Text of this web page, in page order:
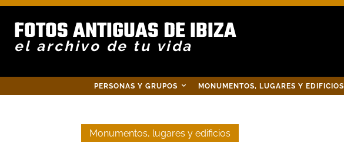
FOTOS ANTIGUAS DE IBIZA
el archivo de tu vida
PERSONAS Y GRUPOS MONUMENTOS, LUGARES Y EDIFICIOS
Monumentos, lugares y edificios